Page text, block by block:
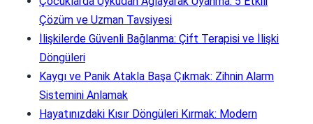
Çözüm ve Uzman Tavsiyesi
İlişkilerde Güvenli Bağlanma: Çift Terapisi ve İlişki
Döngüleri
Kaygı ve Panik Atakla Başa Çıkmak: Zihnin Alarm
Sistemini Anlamak
Hayatınızdaki Kısır Döngüleri Kırmak: Modern